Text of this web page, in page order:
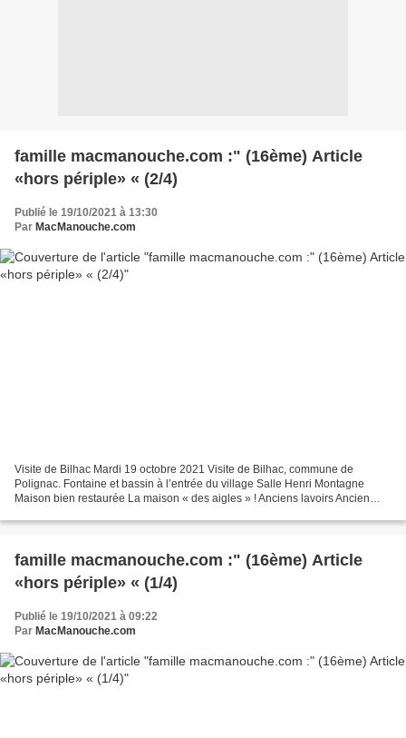
famille macmanouche.com :" (16ème) Article
«hors périple» « (2/4)
Publié le 19/10/2021 à 13:30
Par MacManouche.com
Visite de Bilhac Mardi 19 octobre 2021 Visite de Bilhac, commune de
Polignac. Fontaine et bassin à l’entrée du village Salle Henri Montagne
Maison bien restaurée La maison « des aigles » ! Anciens lavoirs Ancien
famille macmanouche.com :" (16ème) Article
«hors périple» « (1/4)
Publié le 19/10/2021 à 09:22
Par MacManouche.com